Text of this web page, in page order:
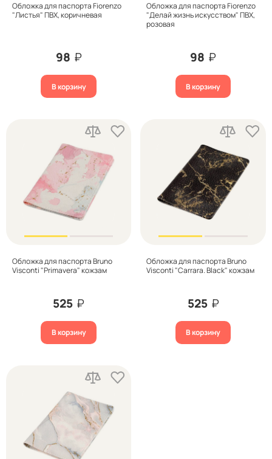
Обложка для паспорта Fiorenzo
"Листья" ПВХ, коричневая
98 ₽
В корзину
Обложка для паспорта Fiorenzo
"Делай жизнь искусством" ПВХ,
розовая
98 ₽
В корзину
Обложка для паспорта Bruno
Visconti "Primavera" кожзам
525 ₽
В корзину
Обложка для паспорта Bruno
Visconti "Carrara. Black" кожзам
525 ₽
В корзину